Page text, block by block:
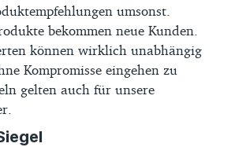
umsonst.
bekommen neue Kunden.
können wirklich unabhängig
Kompromisse eingehen zu
gelten auch für unsere